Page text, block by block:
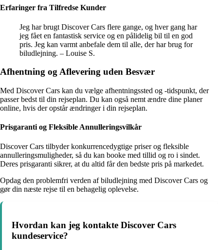
Erfaringer fra Tilfredse Kunder
Jeg har brugt Discover Cars flere gange, og hver gang har
jeg fået en fantastisk service og en pålidelig bil til en god
pris. Jeg kan varmt anbefale dem til alle, der har brug for
biludlejning. – Louise S.
Afhentning og Aflevering uden Besvær
Med Discover Cars kan du vælge afhentningssted og -tidspunkt, der
passer bedst til din rejseplan. Du kan også nemt ændre dine planer
online, hvis der opstår ændringer i din rejseplan.
Prisgaranti og Fleksible Annulleringsvilkår
Discover Cars tilbyder konkurrencedygtige priser og fleksible
annulleringsmuligheder, så du kan booke med tillid og ro i sindet.
Deres prisgaranti sikrer, at du altid får den bedste pris på markedet.
Opdag den problemfri verden af biludlejning med Discover Cars og
gør din næste rejse til en behagelig oplevelse.
Hvordan kan jeg kontakte Discover Cars
kundeservice?